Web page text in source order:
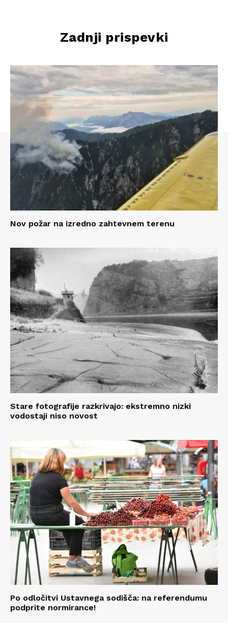
Zadnji prispevki
Nov požar na izredno zahtevnem terenu
Stare fotografije razkrivajo: ekstremno nizki
vodostaji niso novost
Po odločitvi Ustavnega sodišča: na referendumu
podprite normirance!